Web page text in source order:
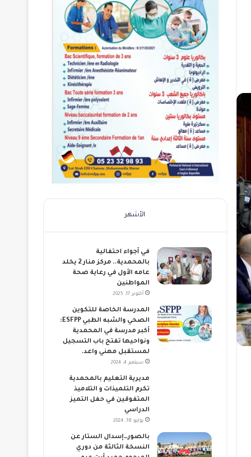
الأشهر
في أجواء احتفالية
بالمحمدية.. مركز منار 2 يخلد
عامه الأول في رعاية صحة
المواطنين
أكتوبر 17, 2025
المدرسة الخاصة للتكوين
الصحي والشبه الطبي ESFPP:
أكبر مدرسة في المحمدية
ونواحيها تفتح باب التسجيل
لمستقبل مهني واعد.
سبتمبر 4, 2024
مديرية التعليم بالمحمدية
تكرم التلميذات و التلاميذ
المتفوقين في حفل التميز
الدراسي
يوليو 18, 2024
بالصور…إسدال الستار عن
النسخة الثالثة من دوري